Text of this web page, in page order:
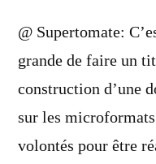
dit :
@ Supertomate:
grande de faire un
construction d’une
sur les microformats
volontés pour être